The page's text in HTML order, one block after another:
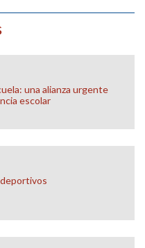
una alianza urgente
escolar